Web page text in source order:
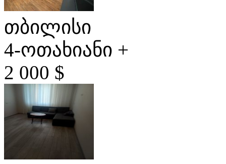
თბილისი
4-ოთახიანი +
2 000 $